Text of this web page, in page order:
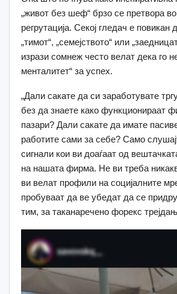
„живот без шеф“ брзо се претвора
регрутација. Секој гледач е повикан
„тимот“, „семејството“ или
изрази сомнеж често велат дека го
менталитет“ за успех.
„Дали сакате да си заработувате
без да знаете како функционираат
пазари? Дали сакате да имате
работите сами за себе? Само
сигнали кои ви доаѓаат од
на нашата фирма. Не ви треба
ви велат профили на социјалните
пробуваат да ве убедат да се
тим, за таканаречено форекс